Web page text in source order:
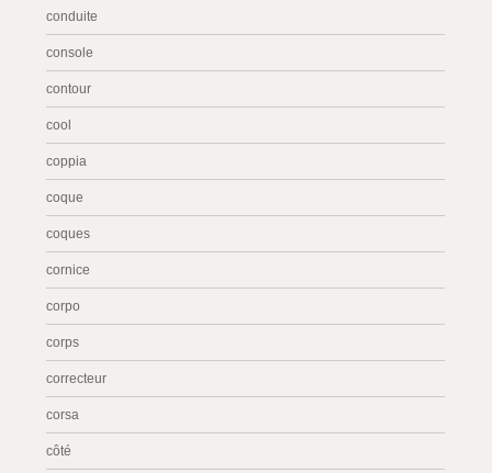
conduite
console
contour
cool
coppia
coque
coques
cornice
corpo
corps
correcteur
corsa
côté